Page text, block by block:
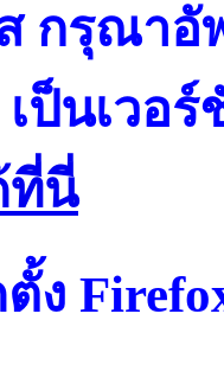
กรุณาอั
ป็นเวอ
ที่น
ง